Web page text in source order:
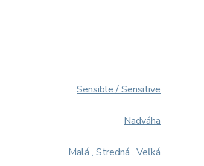
Sensible / Sensitive
Nadváha
Malá , Stredná , Veľká